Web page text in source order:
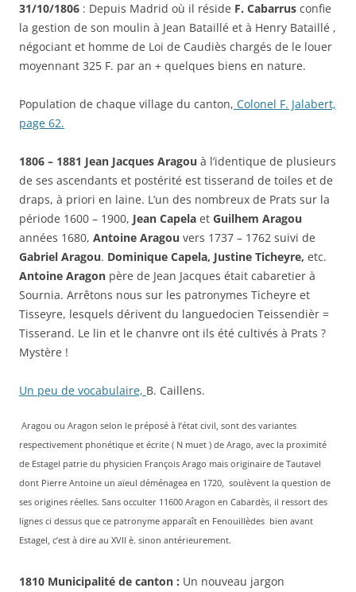
31/10/1806 : Depuis Madrid où il réside F. Cabarrus confie
la gestion de son moulin à Jean Bataillé et à Henry Bataillé ,
négociant et homme de Loi de Caudiès chargés de le louer
moyennant 325 F. par an + quelques biens en nature.
Population de chaque village du canton, Colonel F. Jalabert,
page 62.
1806 – 1881 Jean Jacques Aragou à l’identique de plusieurs
de ses ascendants et postérité est tisserand de toiles et de
draps, à priori en laine. L’un des nombreux de Prats sur la
période 1600 – 1900, Jean Capela et Guilhem Aragou
années 1680, Antoine Aragou vers 1737 – 1762 suivi de
Gabriel Aragou. Dominique Capela, Justine Ticheyre, etc.
Antoine Aragon père de Jean Jacques était cabaretier à
Sournia. Arrêtons nous sur les patronymes Ticheyre et
Tisseyre, lesquels dérivent du languedocien Teissendièr =
Tisserand. Le lin et le chanvre ont ils été cultivés à Prats ?
Mystère !
Un peu de vocabulaire, B. Caillens.
Aragou ou Aragon selon le préposé à l’état civil, sont des variantes
respectivement phonétique et écrite ( N muet ) de Arago, avec la proximité
de Estagel patrie du physicien François Arago mais originaire de Tautavel
dont Pierre Antoine un aïeul déménagea en 1720, soulèvent la question de
ses origines réelles. Sans occulter 11600 Aragon en Cabardès, il ressort des
lignes ci dessus que ce patronyme apparaît en Fenouillèdes bien avant
Estagel, c’est à dire au XVII è. sinon antérieurement.
1810 Municipalité de canton : Un nouveau jargon